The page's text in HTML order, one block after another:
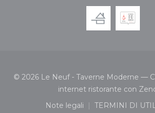
© 2026 Le Neuf - Taverne Moderne —
internet ristorante con
Note legali
((apre una nuova
TERMINI DI